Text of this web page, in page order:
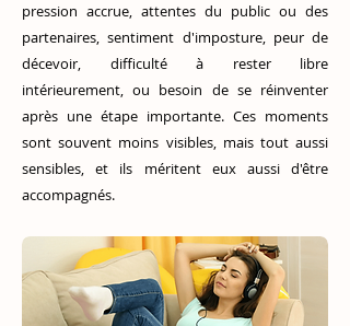
pression accrue, attentes du public ou des
partenaires, sentiment d'imposture, peur de
décevoir, difficulté à rester libre
intérieurement, ou besoin de se réinventer
après une étape importante. Ces moments
sont souvent moins visibles, mais tout aussi
sensibles, et ils méritent eux aussi d'être
accompagnés.